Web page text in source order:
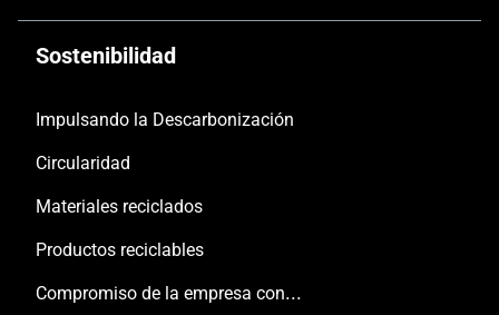
Sostenibilidad
Impulsando la Descarbonización
Circularidad
Materiales reciclados
Productos reciclables
Compromiso de la empresa con las personas y el planeta